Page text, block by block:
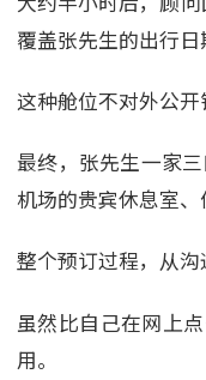
覆盖张先生的出行日
这种舱位不对外公开
最终，张先生一家
机场的贵宾休息室
整个预订过程，从沟
虽然比自己在网上
用。